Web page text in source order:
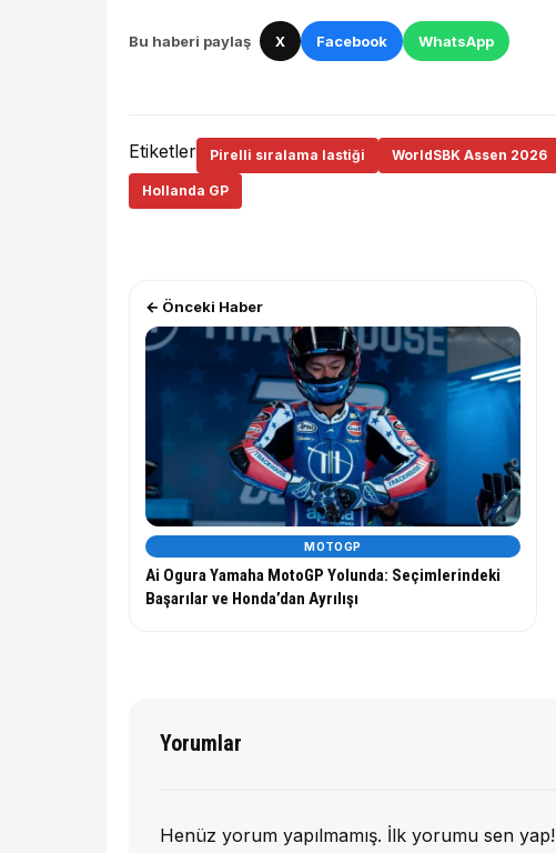
Bu haberi paylaş X Facebook WhatsApp
Etiketler Pirelli sıralama lastiği WorldSBK Assen 2026
Hollanda GP
← Önceki Haber
MOTOGP
Ai Ogura Yamaha MotoGP Yolunda: Seçimlerindeki
Başarılar ve Honda’dan Ayrılışı
Yorumlar
Henüz yorum yapılmamış. İlk yorumu sen yap!